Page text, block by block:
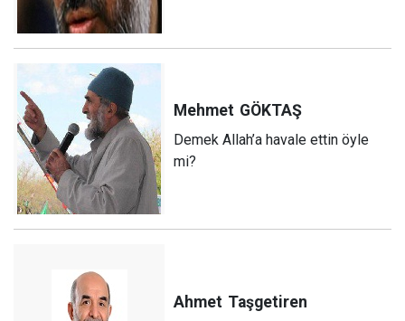
Mehmet GÖKTAŞ
Demek Allah’a havale ettin öyle
mi?
Ahmet Taşgetiren